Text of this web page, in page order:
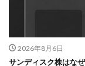
2026年8月6日
サンディスク株はな